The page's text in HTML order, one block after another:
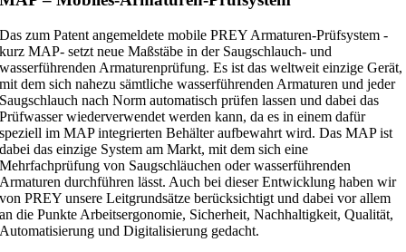
Das zum Patent angemeldete mobile PREY Armaturen-Prüfsystem -
kurz MAP- setzt neue Maßstäbe in der Saugschlauch- und
wasserführenden Armaturenprüfung. Es ist das weltweit einzige Gerät,
mit dem sich nahezu sämtliche wasserführenden Armaturen und jeder
Saugschlauch nach Norm automatisch prüfen lassen und dabei das
Prüfwasser wiederverwendet werden kann, da es in einem dafür
speziell im MAP integrierten Behälter aufbewahrt wird. Das MAP ist
dabei das einzige System am Markt, mit dem sich eine
Mehrfachprüfung von Saugschläuchen oder wasserführenden
Armaturen durchführen lässt. Auch bei dieser Entwicklung haben wir
von PREY unsere Leitgrundsätze berücksichtigt und dabei vor allem
an die Punkte Arbeitsergonomie, Sicherheit, Nachhaltigkeit, Qualität,
Automatisierung und Digitalisierung gedacht.